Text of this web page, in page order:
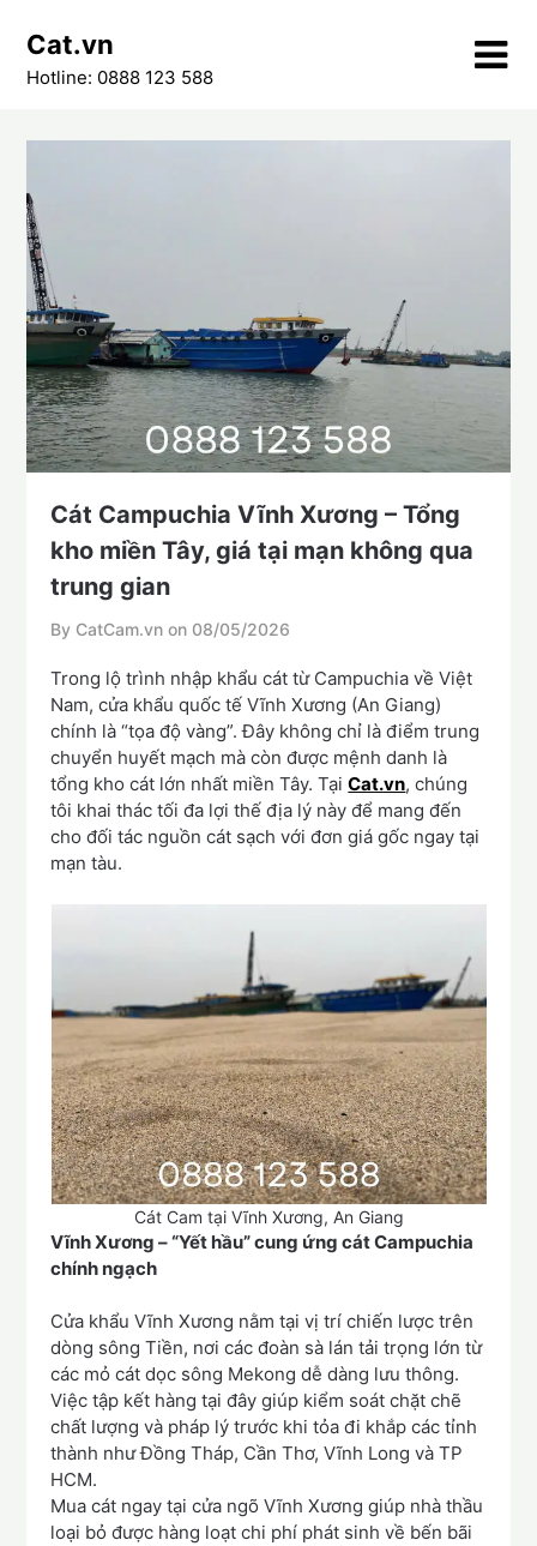
content
Cat.vn
Hotline: 0888 123 588
Cát Campuchia Vĩnh Xương – Tổng
kho miền Tây, giá tại mạn không qua
trung gian
By CatCam.vn on 08/05/2026
Trong lộ trình nhập khẩu cát từ Campuchia về Việt
Nam, cửa khẩu quốc tế Vĩnh Xương (An Giang)
chính là “tọa độ vàng”. Đây không chỉ là điểm trung
chuyển huyết mạch mà còn được mệnh danh là
tổng kho cát lớn nhất miền Tây. TạiCat.vn, chúng
tôi khai thác tối đa lợi thế địa lý này để mang đến
cho đối tác nguồn cát sạch với đơn giá gốc ngay tại
mạn tàu.
Cát Cam tại Vĩnh Xương, An Giang
Vĩnh Xương – “Yết hầu” cung ứng cát Campuchia
chính ngạch
Cửa khẩu Vĩnh Xương nằm tại vị trí chiến lược trên
dòng sông Tiền, nơi các đoàn sà lán tải trọng lớn từ
các mỏ cát dọc sông Mekong dễ dàng lưu thông.
Việc tập kết hàng tại đây giúp kiểm soát chặt chẽ
chất lượng và pháp lý trước khi tỏa đi khắp các tỉnh
thành như Đồng Tháp, Cần Thơ, Vĩnh Long và TP
HCM.
Mua cát ngay tại cửa ngõ Vĩnh Xương giúp nhà thầu
loại bỏ được hàng loạt chi phí phát sinh về bến bãi